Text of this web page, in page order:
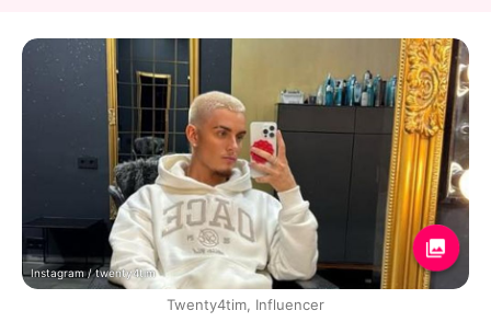
Instagram / twenty4tim
Twenty4tim, Influencer